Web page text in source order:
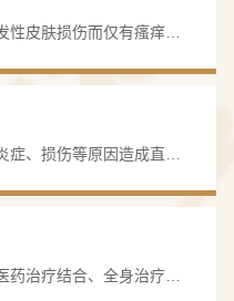
CSCD审稿专家1名，
师1人。
诊室，同时还有专家门
疗室。
皮肤损伤而仅有瘙痒症
。我科辨证采用中药坐
肤局部封闭、肛周神经
皮瓣移植术等多种治疗方
症、损伤等原因造成直
便次增多，严重者可出现
我科开展了肛管狭窄皮
开或挂线术、经肛门直肠
治疗结合、全身治疗与